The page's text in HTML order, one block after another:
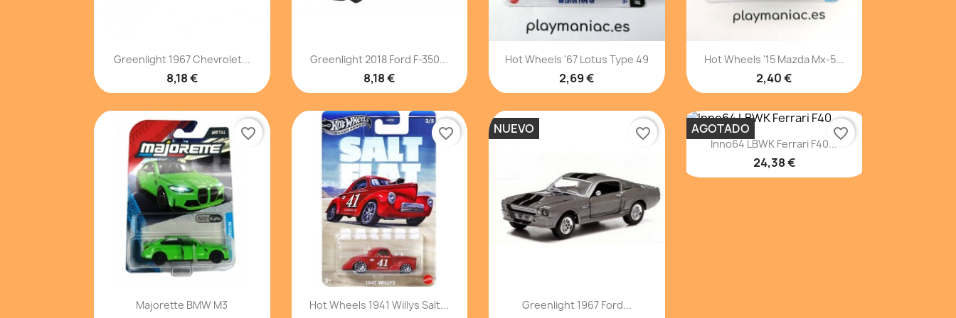
Vista rápida
Greenlight 1967 Chevrolet...
8,18 €
Vista rápida
Greenlight 2018 Ford F-350...
8,18 €
Vista rápida
Hot Wheels '67 Lotus Type 49
2,69 €
Vista rápida
Hot Wheels '15 Mazda Mx-5...
2,40 €
Vista rápida
Majorette BMW M3
favorite_border
Vista rápida
Hot Wheels 1941 Willys Salt...
favorite_border
Vista rápida
Greenlight 1967 Ford...
NUEVO favorite_border Vista rápida
Inno64 LBWK Ferrari F40...
24,38 €
AGOTADO favorite_border